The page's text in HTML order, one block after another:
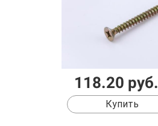
118.20 руб.
Купить